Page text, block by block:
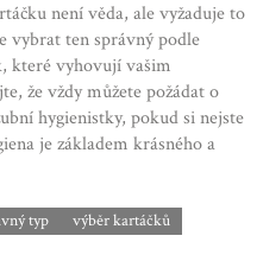
není věda, ale vyžaduje to
vybrat ten správný podle
které vyhovují vašim
že vždy můžete požádat o
hygienistky, pokud si nejste
je základem krásného a
typ
výběr kartáčků